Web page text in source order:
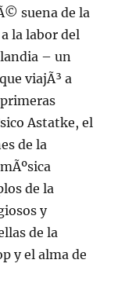
suena de la
la labor del
– un
viajÃ³ a
Astatke, el
de la
de la
y
de la
y el alma de